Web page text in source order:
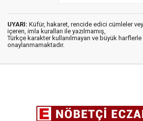
UYARI: Küfür, hakaret, rencide edici cümleler
içeren, imla kuralları ile yazılmamış,
Türkçe karakter kullanılmayan ve büyük harflerle
onaylanmamaktadır.